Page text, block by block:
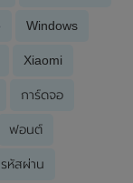
Windows
Xiaomi
การ์ดจอ
ฟอนต์
รหัสผ่าน